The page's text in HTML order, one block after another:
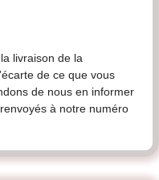
livraison de la
de ce que vous
de nous en informer
à notre numéro